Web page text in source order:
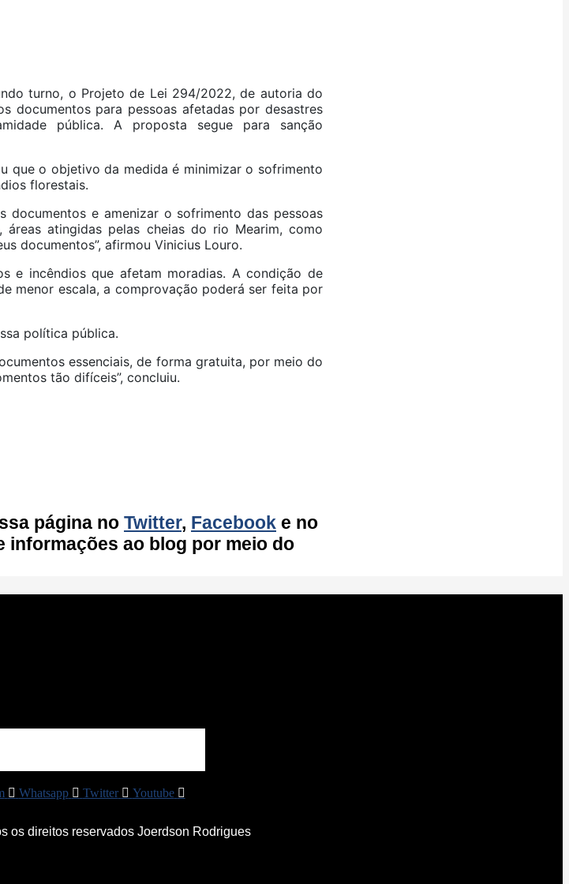
turno, o Projeto de Lei 294/2022, de autoria do
documentos para pessoas afetadas por desastres
pública. A proposta segue para sanção
que o objetivo da medida é minimizar o sofrimento
florestais.
documentos e amenizar o sofrimento das pessoas
atingidas pelas cheias do rio Mearim, como
documentos”, afirmou Vinicius Louro.
e incêndios que afetam moradias. A condição de
menor escala, a comprovação poderá ser feita por
política pública.
essenciais, de forma gratuita, por meio do
tão difíceis”, concluiu.
página no Twitter, Facebook e no
informações ao blog por meio do
Whatsapp Twitter Youtube
os direitos reservados Joerdson Rodrigues